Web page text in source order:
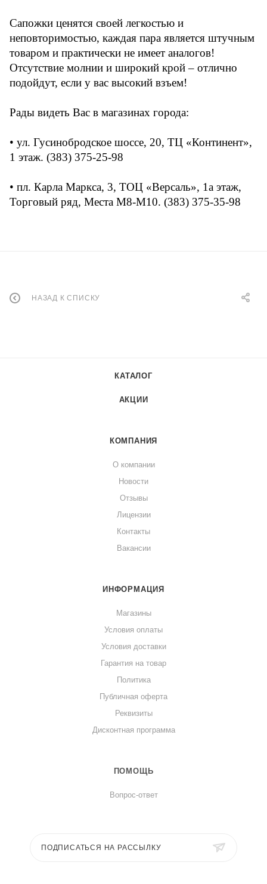
Сапожки ценятся своей легкостью и
неповторимостью, каждая пара является штучным
товаром и практически не имеет аналогов!
Отсутствие молнии и широкий крой – отлично
подойдут, если у вас высокий взъем!
Рады видеть Вас в магазинах города:
• ул. Гусинобродское шоссе, 20, ТЦ «Континент»,
1 этаж. (383) 375-25-98
• пл. Карла Маркса, 3, ТОЦ «Версаль», 1а этаж,
Торговый ряд, Места М8-М10. (383) 375-35-98
НАЗАД К СПИСКУ
КАТАЛОГ
АКЦИИ
КОМПАНИЯ
О компании
Новости
Отзывы
Лицензии
Контакты
Вакансии
ИНФОРМАЦИЯ
Магазины
Условия оплаты
Условия доставки
Гарантия на товар
Политика
Публичная оферта
Реквизиты
Дисконтная программа
ПОМОЩЬ
Вопрос-ответ
ПОДПИСАТЬСЯ НА РАССЫЛКУ